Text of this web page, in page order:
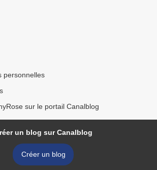
personnelles
sur le portail Canalblog
un blog sur Canalblog
Créer un blog